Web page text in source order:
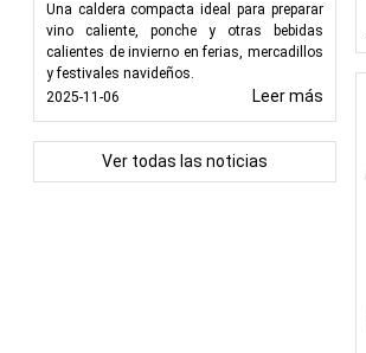
Una caldera compacta ideal para preparar
vino caliente, ponche y otras bebidas
calientes de invierno en ferias, mercadillos
y festivales navideños.
2025-11-06
Leer más
Ver todas las noticias